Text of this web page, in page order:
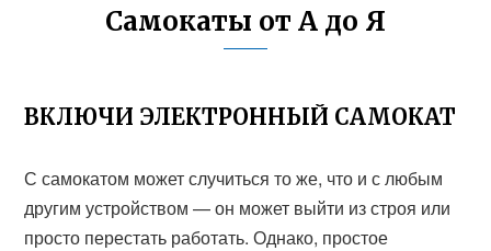
Самокаты от А до Я
ВКЛЮЧИ ЭЛЕКТРОННЫЙ САМОКАТ
С самокатом может случиться то же, что и с любым
другим устройством — он может выйти из строя или
просто перестать работать. Однако, простое